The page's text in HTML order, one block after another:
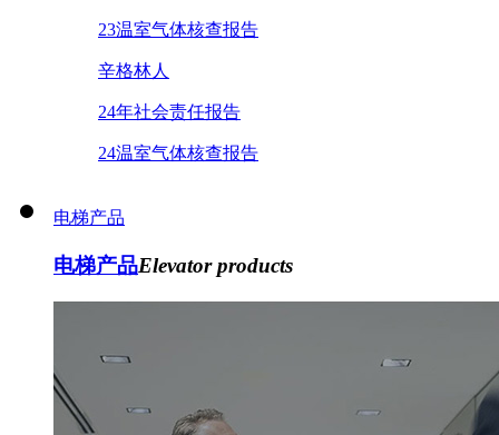
23温室气体核查报告
辛格林人
24年社会责任报告
24温室气体核查报告
电梯产品
电梯产品Elevator products